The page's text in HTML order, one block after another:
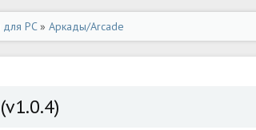
PC» Аркады/Arcade